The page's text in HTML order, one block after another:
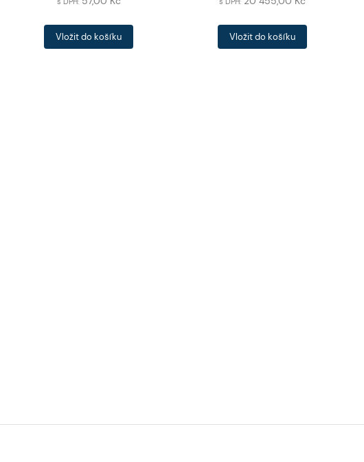
Počet
produktůVložit do košíku
Počet
produktůVložit do košíku